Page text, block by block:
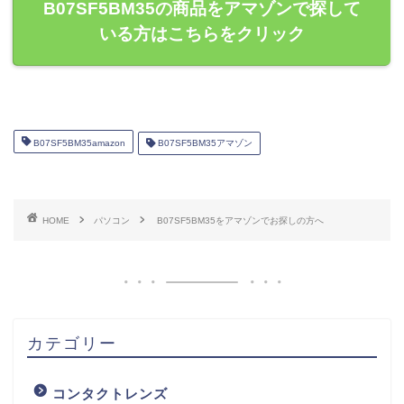
B07SF5BM35の商品をアマゾンで探して
いる方はこちらをクリック
B07SF5BM35amazon B07SF5BM35アマゾン
HOME パソコン B07SF5BM35をアマゾンでお探しの方へ
カテゴリー
コンタクトレンズ